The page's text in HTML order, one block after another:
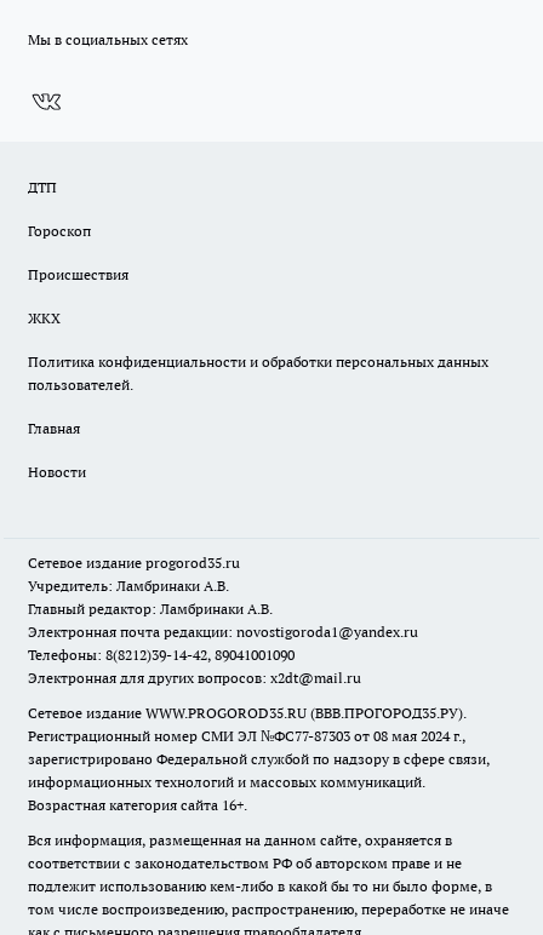
Мы в социальных сетях
ДТП
Гороскоп
Происшествия
ЖКХ
Политика конфиденциальности и обработки персональных данных
пользователей.
Главная
Новости
Сетевое издание progorod35.ru
Учредитель: Ламбринаки А.В.
Главный редактор: Ламбринаки А.В.
Электронная почта редакции: novostigoroda1@yandex.ru
Телефоны: 8(8212)39-14-42, 89041001090
Электронная для других вопросов: x2dt@mail.ru
Сетевое издание WWW.PROGOROD35.RU (ВВВ.ПРОГОРОД35.РУ).
Регистрационный номер СМИ ЭЛ №ФС77-87303 от 08 мая 2024 г.,
зарегистрировано Федеральной службой по надзору в сфере связи,
информационных технологий и массовых коммуникаций.
Возрастная категория сайта 16+.
Вся информация, размещенная на данном сайте, охраняется в
соответствии с законодательством РФ об авторском праве и не
подлежит использованию кем-либо в какой бы то ни было форме, в
том числе воспроизведению, распространению, переработке не иначе